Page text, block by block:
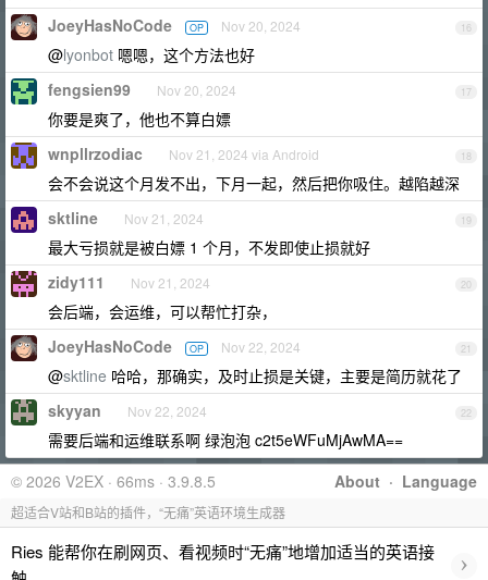
16
JoeyHasNoCode OP Nov 20, 2024
@lyonbot 嗯嗯，这个方法也好
17
fengsien99 Nov 20, 2024
你要是爽了，他也不算白嫖
18
wnpllrzodiac Nov 21, 2024 via Android
会不会说这个月发不出，下月一起，然后把你吸住。越陷越深
19
sktline Nov 21, 2024
最大亏损就是被白嫖 1 个月，不发即使止损就好
20
zidy111 Nov 21, 2024
会后端，会运维，可以帮忙打杂，
21
JoeyHasNoCode OP Nov 22, 2024
@sktline 哈哈，那确实，及时止损是关键，主要是简历就花了
22
skyyan Nov 22, 2024
需要后端和运维联系啊 绿泡泡 c2t5eWFuMjAwMA==
About · Language
© 2026 V2EX · 66ms · 3.9.8.5
超适合V站和B站的插件，“无痛”英语环境生成器
Ries 能帮你在刷网页、看视频时“无痛”地增加适当的英语接
›